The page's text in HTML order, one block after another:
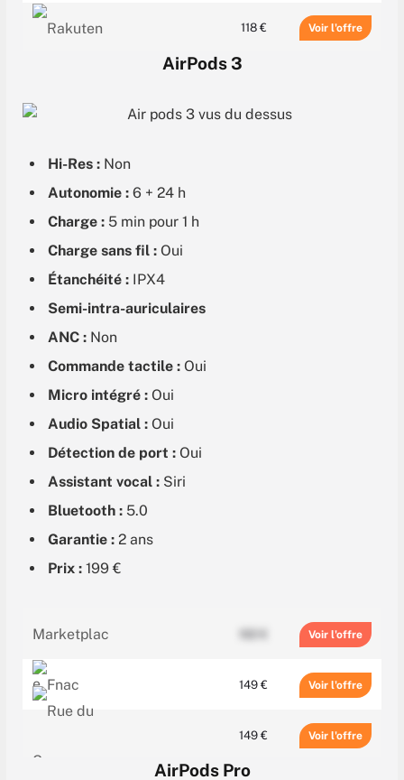
118 € Voir
AirPods 3
Hi-Res : Non
Autonomie : 6 + 24 h
Charge : 5 min pour 1 h
Charge sans fil : Oui
Étanchéité : IPX4
Semi-intra-auriculaires
ANC : Non
Commande tactile : Oui
Micro intégré : Oui
Audio Spatial : Oui
Détection de port : Oui
Assistant vocal : Siri
Bluetooth : 5.0
Garantie : 2 ans
Prix : 199 €
Voir
149 € Voir
149 € Voir
AirPods Pro